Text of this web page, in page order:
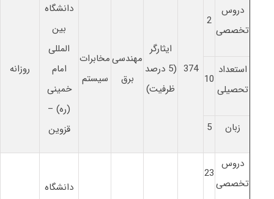
دروس
تخصصی
2
374
ایثارگر
(5 درصد
ظرفیت)
مهندسی
برق
مخابرات
سیستم
دانشگاه
بین
المللی
امام
خمینی
(ره) –
قزوین
روزانه
استعداد
تحصیلی
10
زبان 5
دروس
تخصصی
23
دانشگاه